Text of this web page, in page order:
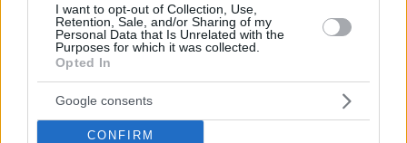
I want to opt-out of Collection, Use,
Retention, Sale, and/or Sharing of my
Personal Data that Is Unrelated with the
Purposes for which it was collected.
Opted In
Google consents
CONFIRM